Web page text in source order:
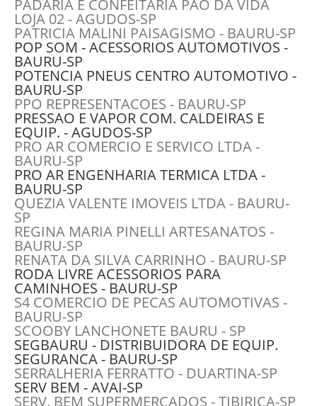
PADARIA E CONFEITARIA PAO DA VIDA
LOJA 02 - AGUDOS-SP
PATRICIA MALINI PAISAGISMO - BAURU-SP
POP SOM - ACESSORIOS AUTOMOTIVOS -
BAURU-SP
POTENCIA PNEUS CENTRO AUTOMOTIVO -
BAURU-SP
PPO REPRESENTACOES - BAURU-SP
PRESSAO E VAPOR COM. CALDEIRAS E
EQUIP. - AGUDOS-SP
PRO AR COMERCIO E SERVICO LTDA -
BAURU-SP
PRO AR ENGENHARIA TERMICA LTDA -
BAURU-SP
QUEZIA VALENTE IMOVEIS LTDA - BAURU-
SP
REGINA MARIA PINELLI ARTESANATOS -
BAURU-SP
RENATA DA SILVA CARRINHO - BAURU-SP
RODA LIVRE ACESSORIOS PARA
CAMINHOES - BAURU-SP
S4 COMERCIO DE PECAS AUTOMOTIVAS -
BAURU-SP
SCOOBY LANCHONETE BAURU - SP
SEGBAURU - DISTRIBUIDORA DE EQUIP.
SEGURANCA - BAURU-SP
SERRALHERIA FERRATTO - DUARTINA-SP
SERV BEM - AVAI-SP
SERV. BEM SUPERMERCADOS - TIBIRIÇA-SP